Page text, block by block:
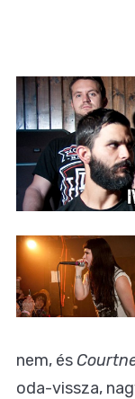
nem, és
oda-vissza,